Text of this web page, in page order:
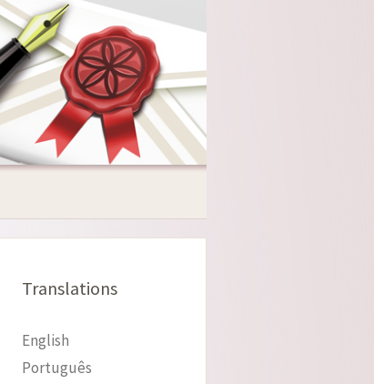
Translations
English
Português